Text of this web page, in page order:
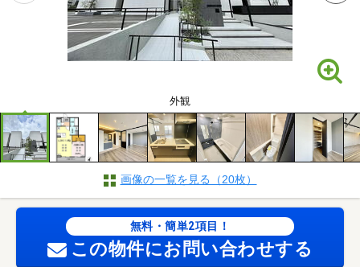
外観
画像の一覧を見る（20枚）
無料・簡単2項目！
この物件にお問い合わせする